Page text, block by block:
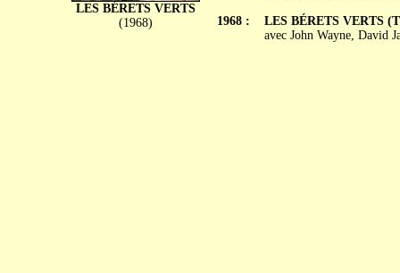
LES BÉRETS VERTS
(1968)
1968 :
LES BÉRETS VERTS
avec John Wayne, David